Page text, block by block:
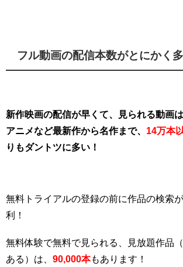
フル動画の配信本数がとにかく多
新作映画の配信が早くて、見られる動画
アニメなど最新作から名作まで、 14万本
りもダントツに多い！
無料トライアルの登録の前に作品の検索
利！
無料体験で無料で見られる、見放題作品
ある）は、 90,000本もあります！